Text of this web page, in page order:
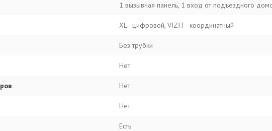
1 вызывная панель, 1 вход от подъездного
XL - цифровой, VIZIT - координатный
Без трубки
Нет
Нет
Нет
Есть